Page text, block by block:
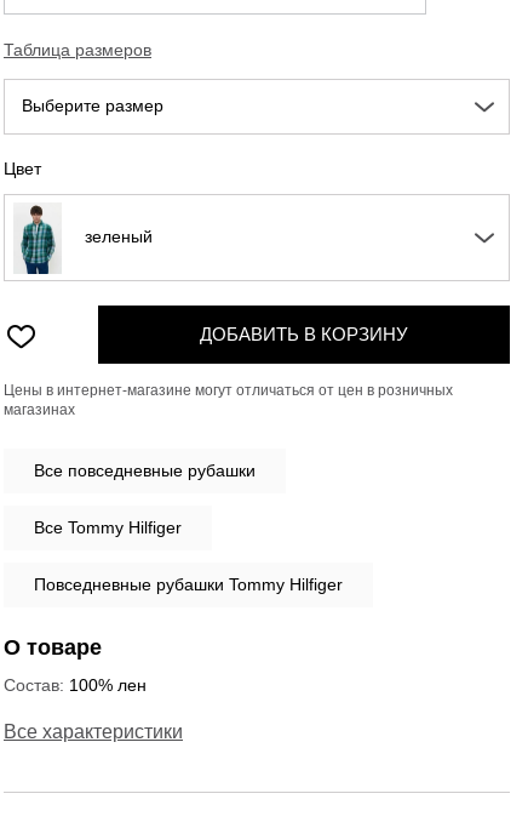
Таблица размеров
Выберите размер
Цвет
зеленый
ДОБАВИТЬ В КОРЗИНУ
Цены в интернет-магазине могут отличаться от цен в розничных
магазинах
Все повседневные рубашки
Все Tommy Hilfiger
Повседневные рубашки Tommy Hilfiger
О товаре
Состав: 100% лен
Все характеристики